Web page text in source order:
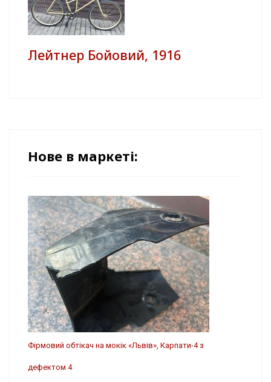
Лейтнер Бойовий, 1916
Нове в маркеті:
Фірмовий обтікач на мокік «Львів», Карпати-4 з
дефектом 4